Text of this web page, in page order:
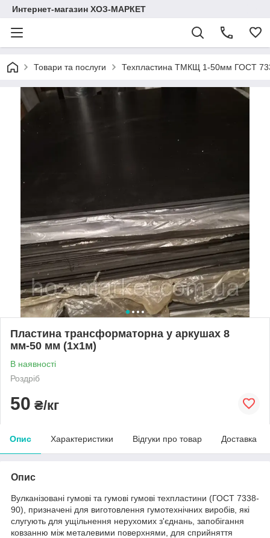
Интернет-магазин ХОЗ-МАРКЕТ
Товари та послуги Техпластина ТМКЩ 1-50мм ГОСТ
Пластина трансформаторна у аркушах 8
мм-50 мм (1х1м)
В наявності
Роздріб
50 ₴/кг
Опис Характеристики Відгуки про товар Доставка
Опис
Вулканізовані гумові та гумові гумові техпластини (ГОСТ 7338-
90), призначені для виготовлення гумотехнічних виробів, які
слугують для ущільнення нерухомих з'єднань, запобігання
ковзанню між металевими поверхнями, для сприйняття